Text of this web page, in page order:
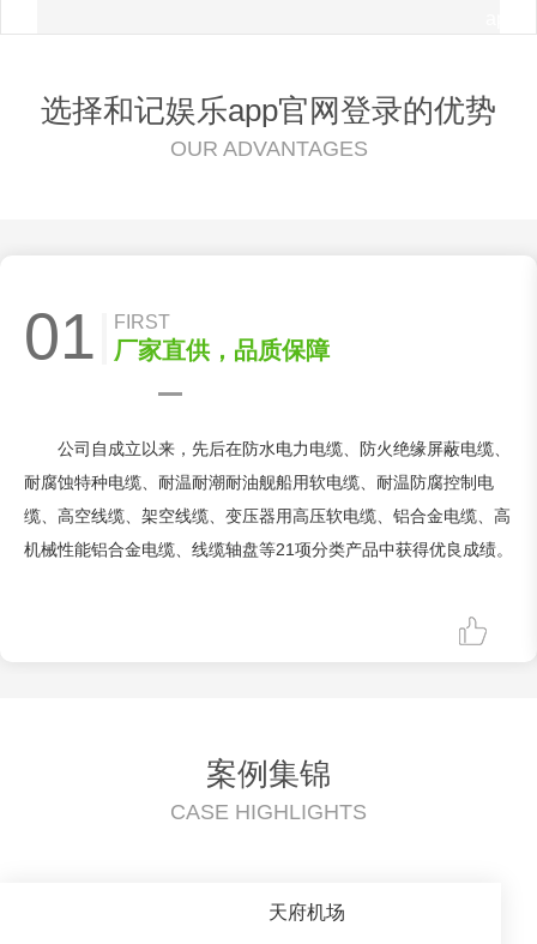
选择和记娱乐app官网登录的优势
OUR ADVANTAGES
01 FIRST
厂家直供，品质保障
公司自成立以来，先后在防水电力电缆、防火绝缘屏蔽电缆、
耐腐蚀特种电缆、耐温耐潮耐油舰船用软电缆、耐温防腐控制电
缆、高空线缆、架空线缆、变压器用高压软电缆、铝合金电缆、高
机械性能铝合金电缆、线缆轴盘等21项分类产品中获得优良成绩。
案例集锦
CASE HIGHLIGHTS
​天府机场